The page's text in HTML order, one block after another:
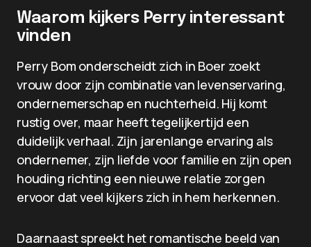
Waarom kijkers Perry interessant
vinden
Perry Bom onderscheidt zich in Boer zoekt
vrouw door zijn combinatie van levenservaring,
ondernemerschap en nuchterheid. Hij komt
rustig over, maar heeft tegelijkertijd een
duidelijk verhaal. Zijn jarenlange ervaring als
ondernemer, zijn liefde voor familie en zijn open
houding richting een nieuwe relatie zorgen
ervoor dat veel kijkers zich in hem herkennen.
Daarnaast spreekt het romantische beeld van